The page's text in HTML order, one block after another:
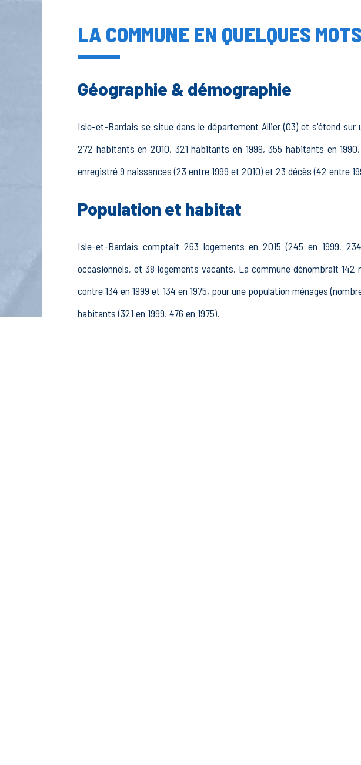
LA COMMUNE EN QUELQUES
Géographie & démographie
Isle-et-Bardais se situe dans le département Allier (03) et s'étend
272 habitants en 2010, 321 habitants en 1999, 355 habitants en
enregistré 9 naissances (23 entre 1999 et 2010) et 23 décès (42 entre
Population et habitat
Isle-et-Bardais comptait 263 logements en 2015 (245 en 1999,
occasionnels, et 38 logements vacants. La commune dénombrait
contre 134 en 1999 et 134 en 1975, pour une population ménages
habitants (321 en 1999, 476 en 1975).